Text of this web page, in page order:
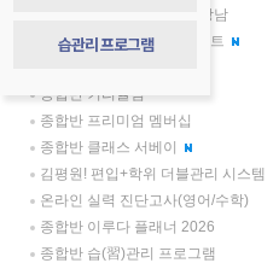
습관리 프로그램
압도적 격차, 김영플러스 강남
종합반 학부모 소통 프로젝트
종합반 커리큘럼
종합반 프리미엄 멤버십
종합반 클래스 서베이
김평원! 편입+학위 더블관리 시스템
온라인 실력 진단고사(영어/수학)
종합반 이루다 플래너 2026
종합반 습(習)관리 프로그램